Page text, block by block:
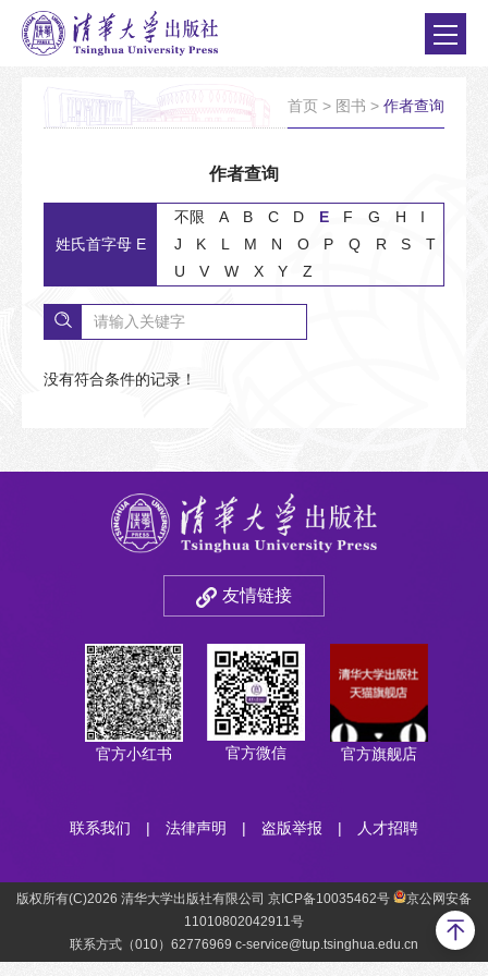
首页 > 图书 > 作者查询
作者查询
姓氏首字母 E
不限 A B C D E F G H
I
J
K L M N O P Q R S
T
U
V W X Y Z
没有符合条件的记录！
友情链接
官方小红书 官方微信 官方旗舰店
联系我们 | 法律声明 | 盗版举报 | 人才招聘
版权所有(C)2026 清华大学出版社有限公司 京ICP备10035462号
京公网安备
11010802042911号
联系方式（010）62776969 c-service@tup.tsinghua.edu.cn